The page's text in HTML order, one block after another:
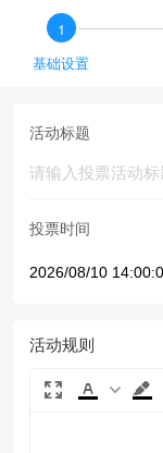
1
基础设置
活动标题
投票时间
活动规则